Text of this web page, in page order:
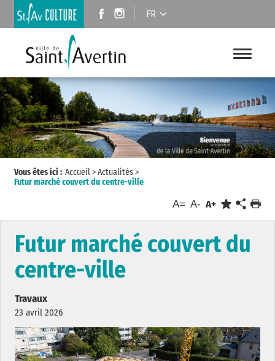
FR
Vous êtes ici : Accueil>Actualités>
Futur marché couvert du centre-ville
A= A- A+
Futur marché couvert du
centre-ville
Travaux
23 avril 2026